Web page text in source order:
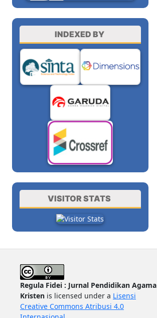
INDEXED BY
VISITOR STATS
Regula Fidei : Jurnal Pendidikan Agama
Kristen is licensed under a Lisensi
Creative Commons Atribusi 4.0